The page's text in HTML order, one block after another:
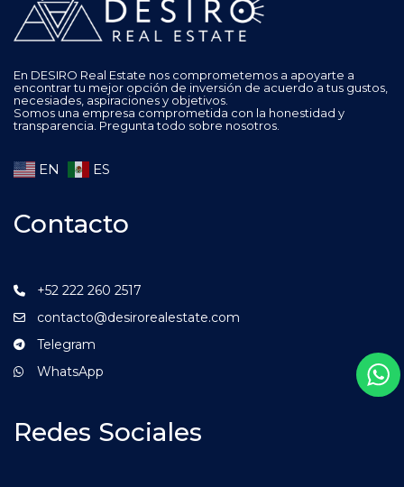
En DESIRO Real Estate nos comprometemos a apoyarte a
encontrar tu mejor opción de inversión de acuerdo a tus gustos,
necesiades, aspiraciones y objetivos.
Somos una empresa comprometida con la honestidad y
transparencia. Pregunta todo sobre nosotros.
EN ES
Contacto
+52 222 260 2517
contacto@desirorealestate.com
Telegram
WhatsApp
Redes Sociales